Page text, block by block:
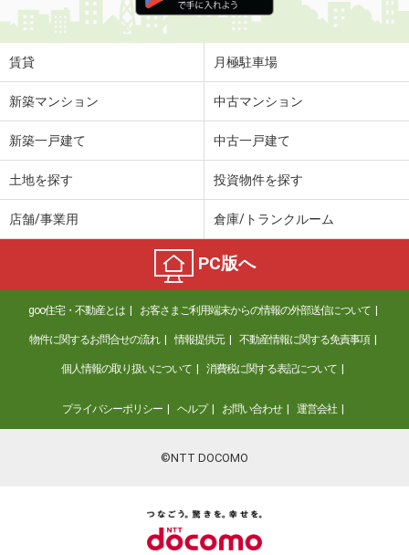
賃貸 月極駐車場
新築マンション 中古マンション
新築一戸建て 中古一戸建て
土地を探す 投資物件を探す
店舗/事業用 倉庫/トランクルーム
PC版へ
goo住宅・不動産とは お客さまご利用端末からの情報の外部送信について
物件に関するお問合せの流れ 情報提供元 不動産情報に関する免責事項
個人情報の取り扱いについて 消費税に関する表記について
プライバシーポリシー ヘルプ お問い合わせ 運営会社
©NTT DOCOMO